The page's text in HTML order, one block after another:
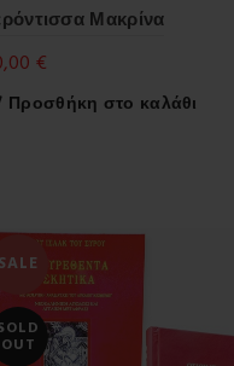
Μακρίνα
€
Προσθήκη στο καλάθι
SALE
OUT